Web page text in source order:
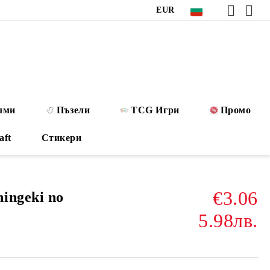
EUR
Пъзели TCG Игри Промо
Стикери
no
€3.06
5.98лв.